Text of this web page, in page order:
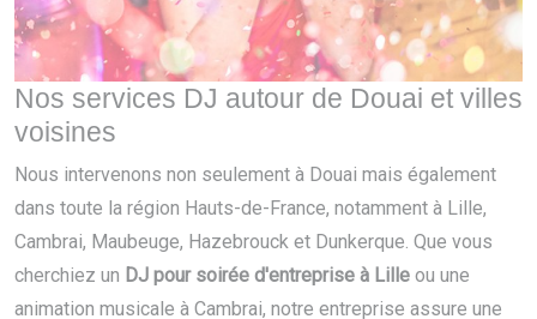
Nos services DJ autour de Douai et villes
voisines
Nous intervenons non seulement à Douai mais également
dans toute la région Hauts-de-France, notamment à Lille,
Cambrai, Maubeuge, Hazebrouck et Dunkerque. Que vous
cherchiez un DJ pour soirée d'entreprise à Lille ou une
animation musicale à Cambrai, notre entreprise assure une